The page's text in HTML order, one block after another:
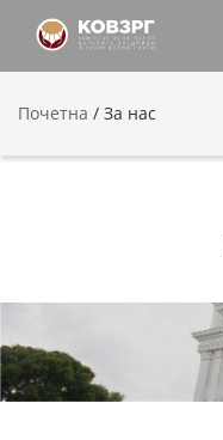
Почетна / За нас